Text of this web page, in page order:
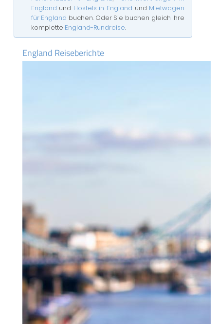
England und Hostels in England und Mietwagen
für England buchen. Oder Sie buchen gleich Ihre
komplette England-Rundreise.
England Reiseberichte